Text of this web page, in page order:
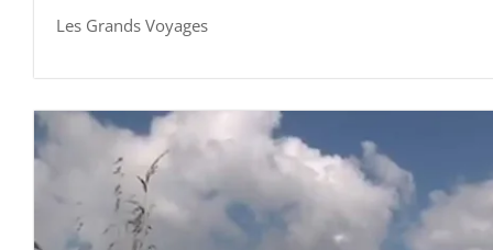
Les Grands Voyages